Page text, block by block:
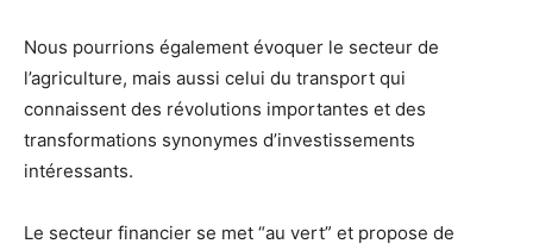
Nous pourrions également évoquer le secteur de
l’agriculture, mais aussi celui du transport qui
connaissent des révolutions importantes et des
transformations synonymes d’investissements
intéressants.
Le secteur financier se met “au vert” et propose de